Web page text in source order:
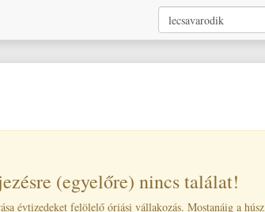
(egyelőre) nincs találat!
évtizedeket felölelő óriási vállakozás. Mostanáig a húsz